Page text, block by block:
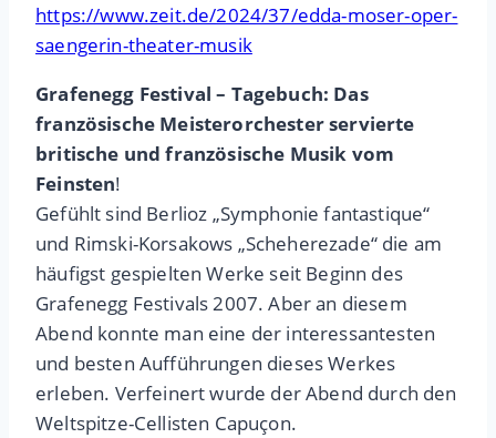
https://www.zeit.de/2024/37/edda-moser-oper-
saengerin-theater-musik
Grafenegg Festival – Tagebuch: Das
französische Meisterorchester servierte
britische und französische Musik vom
Feinsten!
Gefühlt sind Berlioz „Symphonie fantastique“
und Rimski-Korsakows „Scheherezade“ die am
häufigst gespielten Werke seit Beginn des
Grafenegg Festivals 2007. Aber an diesem
Abend konnte man eine der interessantesten
und besten Aufführungen dieses Werkes
erleben. Verfeinert wurde der Abend durch den
Weltspitze-Cellisten Capuçon.